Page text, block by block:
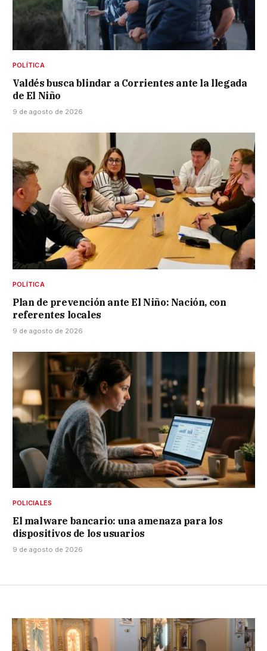
POLÍTICA
Valdés busca blindar a Corrientes ante la llegada
de El Niño
9 de agosto de 2026
POLÍTICA
Plan de prevención ante El Niño: Nación, con
referentes locales
9 de agosto de 2026
POLICIALES
El malware bancario: una amenaza para los
dispositivos de los usuarios
9 de agosto de 2026